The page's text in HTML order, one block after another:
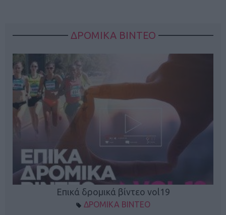
ΔΡΟΜΙΚΑ ΒΙΝΤΕΟ
Επικά δρομικά βίντεο vol19
ΔΡΟΜΙΚΑ ΒΙΝΤΕΟ